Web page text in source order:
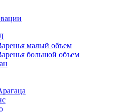
малый объем
большой объем